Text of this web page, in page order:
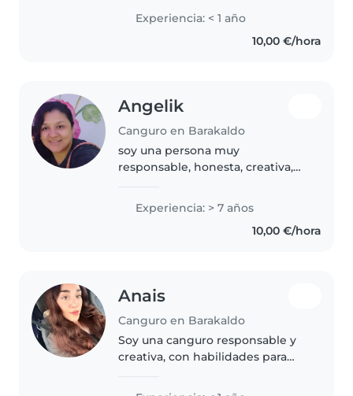
paciente y responsable. Me
gusta pasar tiempo con los niños
y enseñarles cosas, aparte..
Experiencia: < 1 año
10,00 €/hora
Angelik
Canguro en Barakaldo
soy una persona muy
responsable, honesta, creativa,
ganas de darles cuidado a los
bebés
Experiencia: > 7 años
10,00 €/hora
Anais
Canguro en Barakaldo
Soy una canguro responsable y
creativa, con habilidades para
manualidades. Me encanta